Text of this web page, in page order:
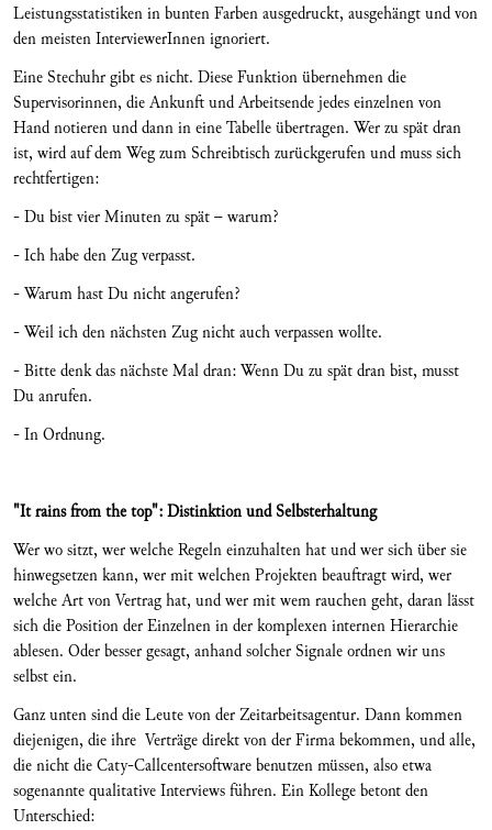
Leistungsstatistiken in bunten Farben ausgedruckt, ausgehängt und von
den meisten InterviewerInnen ignoriert.
Eine Stechuhr gibt es nicht. Diese Funktion übernehmen die
Supervisorinnen, die Ankunft und Arbeitsende jedes einzelnen von
Hand notieren und dann in eine Tabelle übertragen. Wer zu spät dran
ist, wird auf dem Weg zum Schreibtisch zurückgerufen und muss sich
rechtfertigen:
- Du bist vier Minuten zu spät – warum?
- Ich habe den Zug verpasst.
- Warum hast Du nicht angerufen?
- Weil ich den nächsten Zug nicht auch verpassen wollte.
- Bitte denk das nächste Mal dran: Wenn Du zu spät dran bist, musst
Du anrufen.
- In Ordnung.
"It rains from the top": Distinktion und Selbsterhaltung
Wer wo sitzt, wer welche Regeln einzuhalten hat und wer sich über sie
hinwegsetzen kann, wer mit welchen Projekten beauftragt wird, wer
welche Art von Vertrag hat, und wer mit wem rauchen geht, daran lässt
sich die Position der Einzelnen in der komplexen internen Hierarchie
ablesen. Oder besser gesagt, anhand solcher Signale ordnen wir uns
selbst ein.
Ganz unten sind die Leute von der Zeitarbeitsagentur. Dann kommen
diejenigen, die ihre Verträge direkt von der Firma bekommen, und alle,
die nicht die Caty-Callcentersoftware benutzen müssen, also etwa
sogenannte qualitative Interviews führen. Ein Kollege betont den
Unterschied: